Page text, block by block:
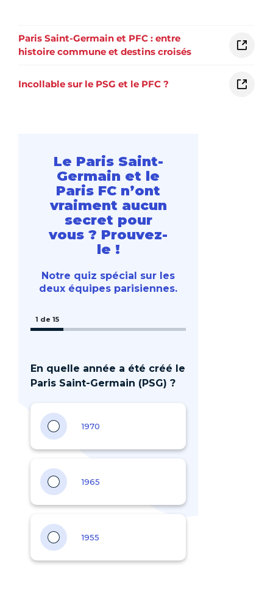
Paris Saint-Germain et PFC : entre
histoire commune et destins croisés
Incollable sur le PSG et le PFC ?